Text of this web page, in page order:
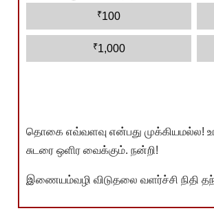
₹100
₹1,000
தொகை எவ்வளவு என்பது முக்கியமல்ல!
சுடரை ஒளிர வைக்கும். நன்றி!
இணையம்வழி விடுதலை வளர்ச்சி நிதி